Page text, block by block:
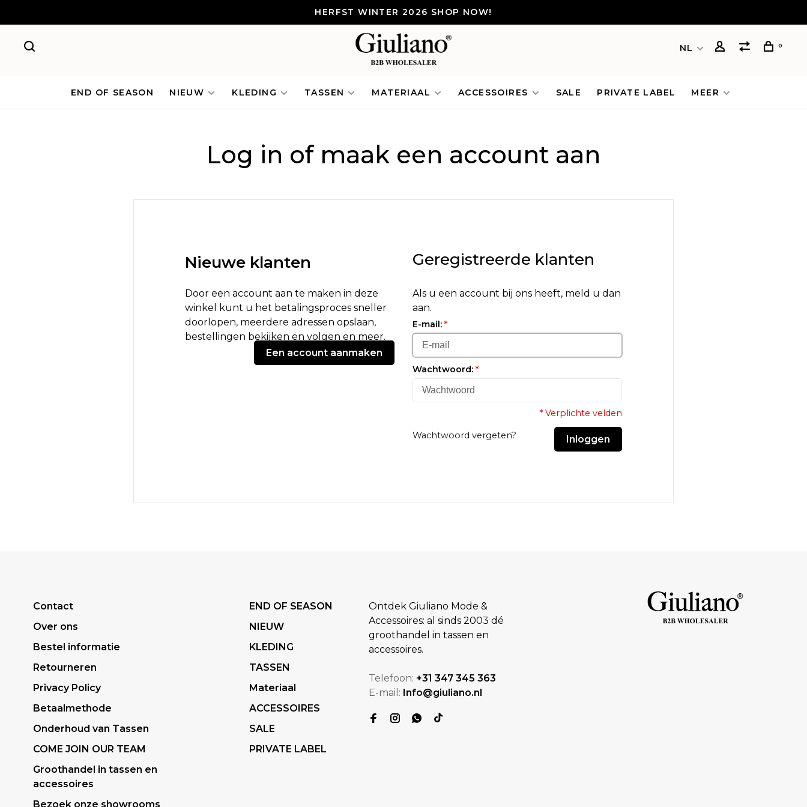
HERFST WINTER 2026 SHOP NOW!
NL 0
END OF SEASON NIEUW KLEDING TASSEN MATERIAAL ACCESSOIRES SALE PRIVATE LABEL MEER
Log in of maak een account aan
Nieuwe klanten
Door een account aan te maken in deze
winkel kunt u het betalingsproces sneller
doorlopen, meerdere adressen opslaan,
bestellingen bekijken en volgen en meer.
Een account aanmaken
Geregistreerde klanten
Als u een account bij ons heeft, meld u dan
aan.
E-mail: *
Wachtwoord: *
* Verplichte velden
Wachtwoord vergeten? Inloggen
Contact
Over ons
Bestel informatie
Retourneren
Privacy Policy
Betaalmethode
Onderhoud van Tassen
COME JOIN OUR TEAM
Groothandel in tassen en
accessoires
Bezoek onze showrooms
END OF SEASON
NIEUW
KLEDING
TASSEN
Materiaal
ACCESSOIRES
SALE
PRIVATE LABEL
Ontdek Giuliano Mode &
Accessoires: al sinds 2003 dé
groothandel in tassen en
accessoires.
Telefoon: +31 347 345 363
E-mail: Info@giuliano.nl